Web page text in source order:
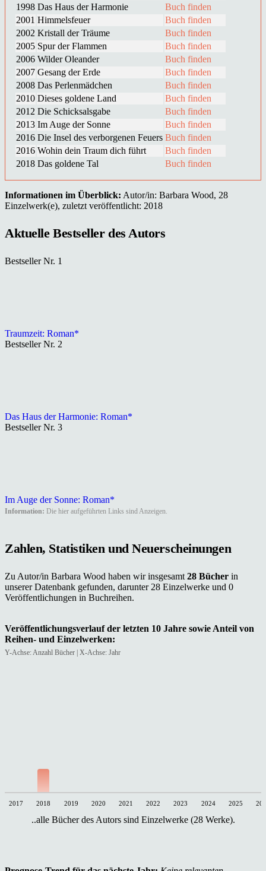
1998 Das Haus der Harmonie
Buch finden
2001 Himmelsfeuer
Buch finden
2002 Kristall der Träume
Buch finden
2005 Spur der Flammen
Buch finden
2006 Wilder Oleander
Buch finden
2007 Gesang der Erde
Buch finden
2008 Das Perlenmädchen
Buch finden
2010 Dieses goldene Land
Buch finden
2012 Die Schicksalsgabe
Buch finden
2013 Im Auge der Sonne
Buch finden
2016 Die Insel des verborgenen Feuers Buch finden
2016 Wohin dein Traum dich führt
Buch finden
2018 Das goldene Tal Buch finden
Informationen im Überblick: Autor/in: Barbara Wood, 28
Einzelwerk(e), zuletzt veröffentlicht: 2018
Aktuelle Bestseller des Autors
Bestseller Nr. 1
Traumzeit: Roman*
Bestseller Nr. 2
Das Haus der Harmonie: Roman*
Bestseller Nr. 3
Im Auge der Sonne: Roman*
Information: Die hier aufgeführten Links sind Anzeigen.
Zahlen, Statistiken und Neuerscheinungen
Zu Autor/in Barbara Wood haben wir insgesamt28 Bücher in
unserer Datenbank gefunden, darunter 28 Einzelwerke und 0
Veröffentlichungen in Buchreihen.
Veröffentlichungsverlauf der letzten 10 Jahre sowie Anteil von
Reihen- und Einzelwerken:
Y-Achse: Anzahl Bücher | X-Achse: Jahr
2017 2018 2019 2020 2021 2022 2023 2024 2025
..alle Bücher des Autors sind Einzelwerke (28 Werke).